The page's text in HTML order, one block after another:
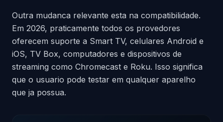
Outra mudanca relevante esta na compatibilidade.
Em 2026, praticamente todos os provedores
oferecem suporte a Smart TV, celulares Android e
iOS, TV Box, computadores e dispositivos de
streaming como Chromecast e Roku. Isso significa
que o usuario pode testar em qualquer aparelho
que ja possua.